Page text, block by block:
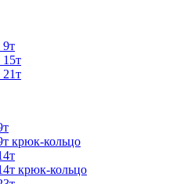
крюк-кольцо
крюк-кольцо